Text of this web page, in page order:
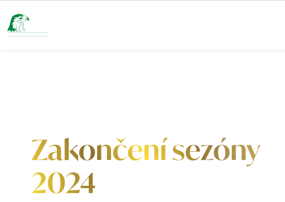
Zakončení sezóny
2024